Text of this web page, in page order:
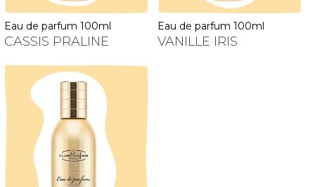
eau de parfum 100ml
CASSIS PRALINE
eau de parfum 100ml
VANILLE IRIS